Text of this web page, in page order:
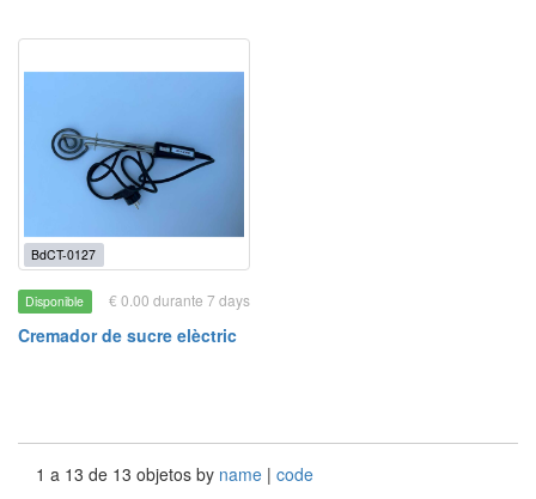
BdCT-0127
Disponible € 0.00 durante 7 days
Cremador de sucre elèctric
1 a 13 de 13 objetos by name | code